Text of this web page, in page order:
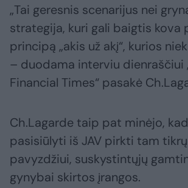
„Tai geresnis scenarijus nei
strategija, kuri gali baigtis kova
principą „akis už akį“, kurios
– duodama interviu dienraščiui
Financial Times“ pasakė
Ch.Lagarde taip pat minėjo,
pasisiūlyti iš JAV pirkti tam
pavyzdžiui, suskystintųjų
gynybai skirtos įrangos.